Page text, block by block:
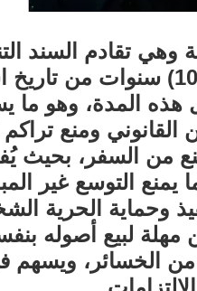
تقادم السند
سقوط السند التنفيذي بمضي (10)
هذه المدة، وهو ما
القانوني ومنع
من السفر،
التوسع غير
وحماية الحرية
مهلة لبيع أصوله
من الخسائر، ويسهم